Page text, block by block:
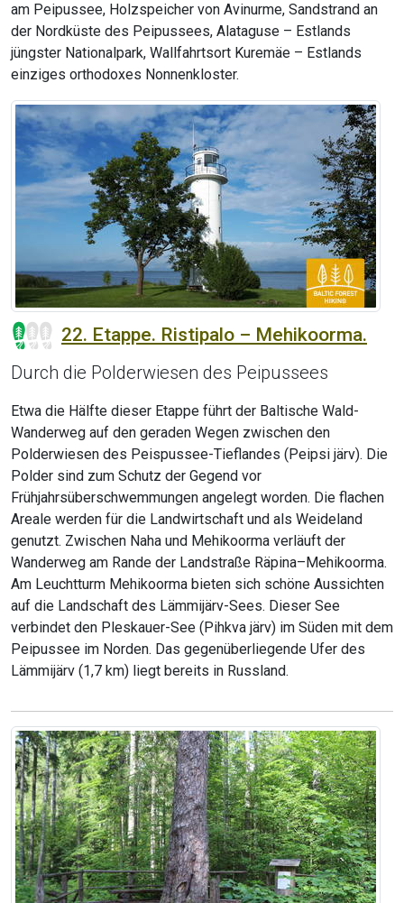
am Peipussee, Holzspeicher von Avinurme, Sandstrand an
der Nordküste des Peipussees, Alataguse – Estlands
jüngster Nationalpark, Wallfahrtsort Kuremäe – Estlands
einziges orthodoxes Nonnenkloster.
22. Etappe. Ristipalo – Mehikoorma.
Durch die Polderwiesen des Peipussees
Etwa die Hälfte dieser Etappe führt der Baltische Wald-
Wanderweg auf den geraden Wegen zwischen den
Polderwiesen des Peispussee-Tieflandes (Peipsi järv). Die
Polder sind zum Schutz der Gegend vor
Frühjahrsüberschwemmungen angelegt worden. Die flachen
Areale werden für die Landwirtschaft und als Weideland
genutzt. Zwischen Naha und Mehikoorma verläuft der
Wanderweg am Rande der Landstraße Räpina–Mehikoorma.
Am Leuchtturm Mehikoorma bieten sich schöne Aussichten
auf die Landschaft des Lämmijärv-Sees. Dieser See
verbindet den Pleskauer-See (Pihkva järv) im Süden mit dem
Peipussee im Norden. Das gegenüberliegende Ufer des
Lämmijärv (1,7 km) liegt bereits in Russland.